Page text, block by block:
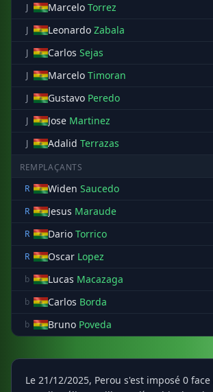
J Marcelo Torrez
J Leonardo Zabala
J
Carlos Sejas
J
Marcelo Timoran
J
Gustavo Peredo
J
Jose Martinez
J
Adalid Terrazas
REMPLAÇANTS
R
Widen Saucedo
R
Jesus Maraude
R
Dario Torrico
R
Oscar Lopez
b
Lucas Macazaga
b Carlos Borda
b Bruno Poveda
Le 21/12/2025, Perou s'est imposé 0